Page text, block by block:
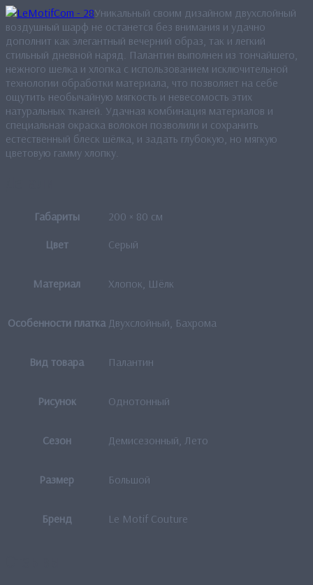
Уникальный своим дизайном двухслойный
воздушный шарф не останется без внимания и удачно
дополнит как элегантный вечерний образ, так и легкий
стильный дневной наряд. Палантин выполнен из тончайшего,
нежного шелка и хлопка с использованием исключительной
технологии обработки материала, что позволяет на себе
ощутить необычайную мягкость и невесомость этих
натуральных тканей. Удачная комбинация материалов и
специальная окраска волокон позволили и сохранить
естественный блеск шёлка, и задать глубокую, но мягкую
цветовую гамму хлопку.
Габариты
200 × 80 см
Цвет
Серый
Материал Хлопок, Шёлк
Особенности платка Двухслойный, Бахрома
Вид товара Палантин
Рисунок Однотонный
Сезон Демисезонный, Лето
Размер Большой
Бренд Le Motif Couture